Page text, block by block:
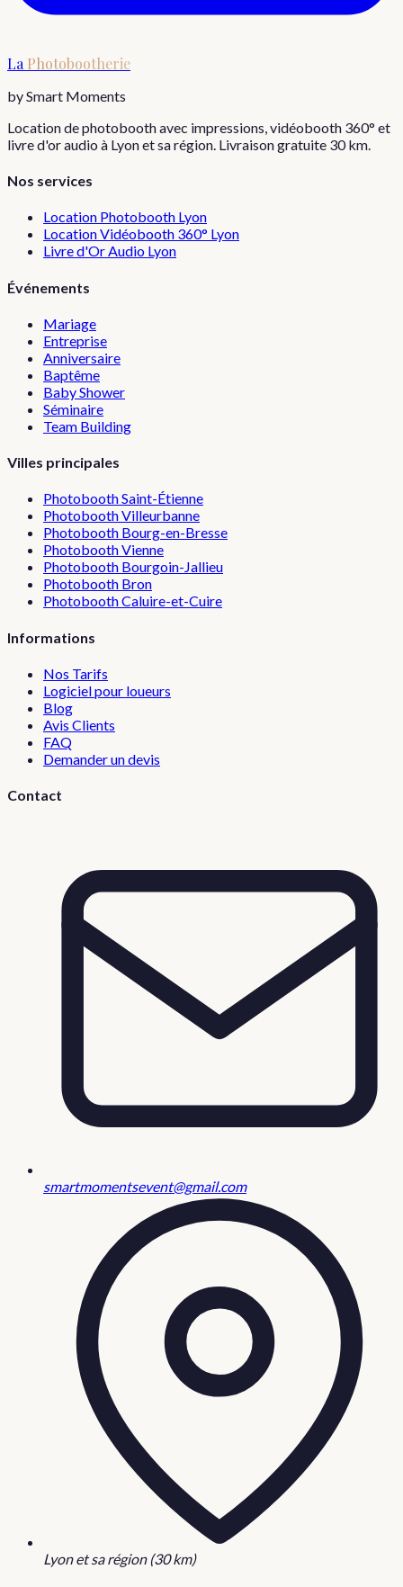
La Photobootherie
by Smart Moments
Location de photobooth avec impressions, vidéobooth 360° et
livre d'or audio à Lyon et sa région. Livraison gratuite 30 km.
Nos services
Location Photobooth Lyon
Location Vidéobooth 360° Lyon
Livre d'Or Audio Lyon
Événements
Mariage
Entreprise
Anniversaire
Baptême
Baby Shower
Séminaire
Team Building
Villes principales
PhotoboothSaint-Étienne
PhotoboothVilleurbanne
Photobooth Bourg-en-Bresse
PhotoboothVienne
Photobooth Bourgoin-Jallieu
Photobooth Bron
PhotoboothCaluire-et-Cuire
Informations
Nos Tarifs
Logiciel pour loueurs
Blog
Avis Clients
FAQ
Demander un devis
Contact
smartmomentsevent@gmail.com
Lyon et sa région (30 km)